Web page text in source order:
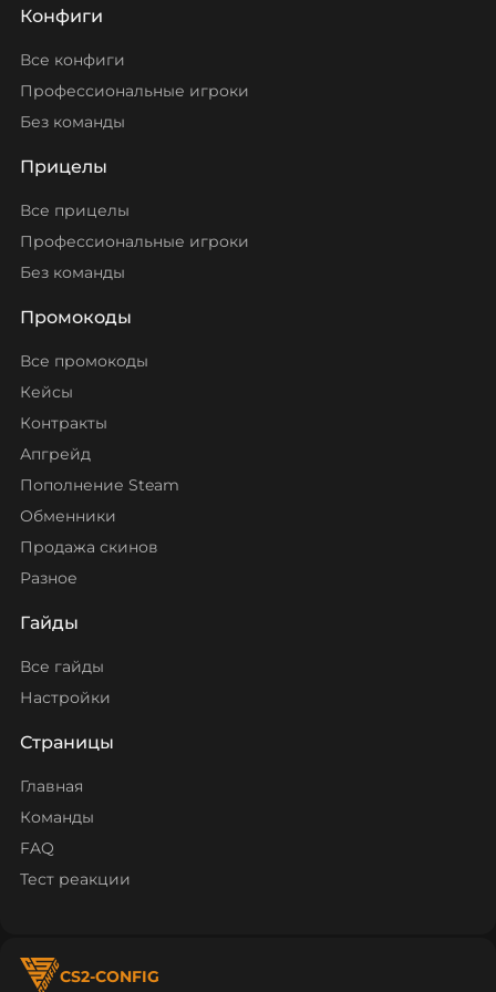
Конфиги
Все конфиги
Профессиональные игроки
Без команды
Прицелы
Все прицелы
Профессиональные игроки
Без команды
Промокоды
Все промокоды
Кейсы
Контракты
Апгрейд
Пополнение Steam
Обменники
Продажа скинов
Разное
Гайды
Все гайды
Настройки
Страницы
Главная
Команды
FAQ
Тест реакции
CS2-CONFIG